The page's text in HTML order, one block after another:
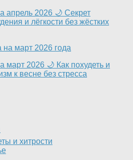
апрель 2026 🌙 Секрет
и лёгкости без жёстких
март 2026 🌙 Как похудеть и
к весне без стресса
и хитрости